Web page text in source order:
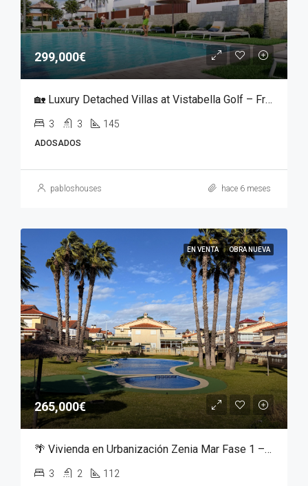
299,000€
🏡 Luxury Detached Villas at Vistabella Golf – From €299,000
3 3 145
ADOSADOS
pabloshouses hace 6 meses
EN VENTA OBRA NUEVA
265,000€
🌴 Vivienda en Urbanización Zenia Mar Fase 1 – Orihuela Costa | 240.000 €
3 2 112